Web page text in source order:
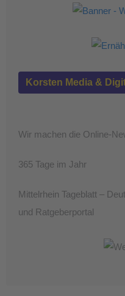
Korsten Media &
Wir machen die Online-
365 Tage im Jahr
Mittelrhein Tageblatt –
und Ratgeberportal